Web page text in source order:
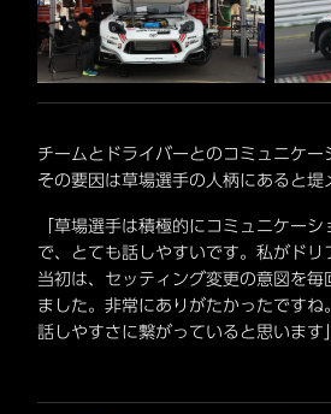
チームとドライバーとのコミュニケー
その要因は草場選手の人柄にあると堤
「草場選手は積極的にコミュニケー
で、とても話しやすいです。私がドリ
当初は、セッティング変更の意図を毎
ました。非常にありがたかったですね
話しやすさに繋がっていると思います